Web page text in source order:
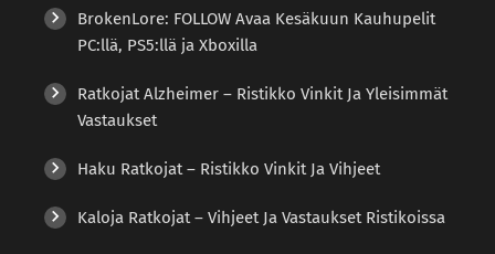
BrokenLore: FOLLOW Avaa Kesäkuun Kauhupelit
PC:llä, PS5:llä ja Xboxilla
Ratkojat Alzheimer – Ristikko Vinkit Ja Yleisimmät
Vastaukset
Haku Ratkojat – Ristikko Vinkit Ja Vihjeet
Kaloja Ratkojat – Vihjeet Ja Vastaukset Ristikoissa